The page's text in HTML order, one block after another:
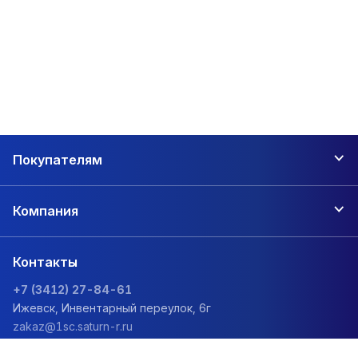
Покупателям
Компания
Контакты
+7 (3412) 27-84-61
Ижевск, Инвентарный переулок, 6г
zakaz@1sc.saturn-r.ru